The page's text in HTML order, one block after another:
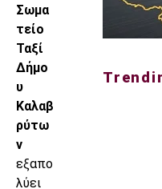
Σωμα
τείο
Ταξί
Δήμο
υ
Καλαβ
ρύτω
ν
εξαπο
λύει